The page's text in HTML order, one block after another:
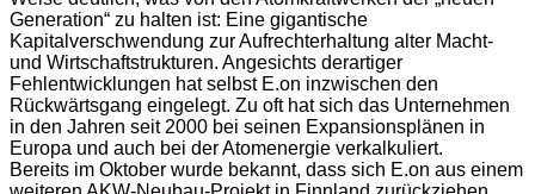
Generation“ zu halten ist: Eine gigantische
Kapitalverschwendung zur Aufrechterhaltung alter Macht-
und Wirtschaftstrukturen. Angesichts derartiger
Fehlentwicklungen hat selbst E.on inzwischen den
Rückwärtsgang eingelegt. Zu oft hat sich das Unternehmen
in den Jahren seit 2000 bei seinen Expansionsplänen in
Europa und auch bei der Atomenergie verkalkuliert.
Bereits im Oktober wurde bekannt, dass sich E.on aus einem